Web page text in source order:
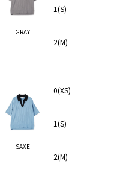
GRAY
1(S)
2(M)
SAXE
0(XS)
1(S)
2(M)